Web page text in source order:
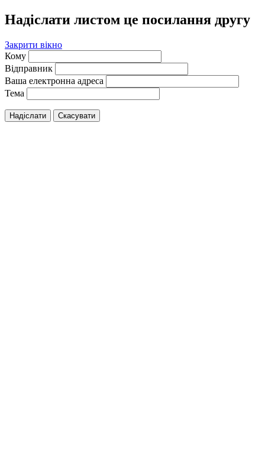
Надіслати листом це посилання другу
Закрити вікно
Кому
Відправник
Ваша електронна адреса
Тема
Надіслати Скасувати